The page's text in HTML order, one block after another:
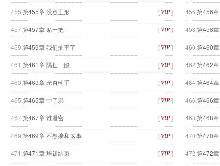
455. 第455章 没点正形 [ ] 456. 第456
457.第457章 赌一把 [ ] 458. 第458
459. 第459章 我们扯平了 [ ] 460. 第460
461. 第461章 隔世一般 [ ] 462. 第462
463. 第463章 亲自动手 [ ] 464. 第464
465. 第465章 中了邪 [ ] 466. 第466
467.第467章 谁泄密 [ ] 468. 第468
469. 第469章 不想掺和这事 [ ] 470. 第470
471. 第471章 培训结束 [ ] 472. 第472